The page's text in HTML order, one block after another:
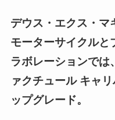
デウス・エクス・マ
モーターサイクルと
ラボレーションでは
ァクチュール キャ
ップグレード。